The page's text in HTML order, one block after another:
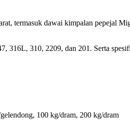
termasuk dawai kimpalan pepejal
316L, 310, 2209, dan 201. Serta
100 kg/dram, 200 kg/dram